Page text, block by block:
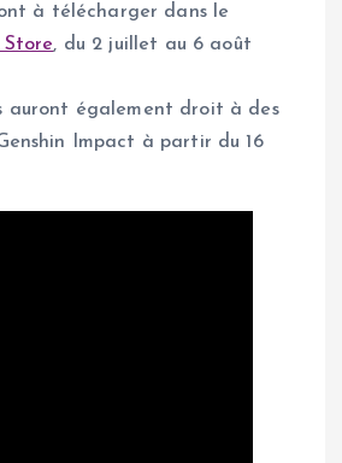
à télécharger dans le
, du 2 juillet au 6 août
auront également droit à des
Impact à partir du 16